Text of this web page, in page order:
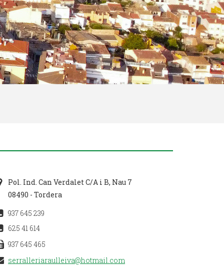
Pol. Ind. Can Verdalet C/A i B, Nau 7
08490 - Tordera
937 645 239
625 41 614
937 645 465
serralleriaraulleiva@hotmail.com